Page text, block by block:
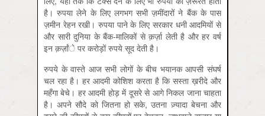
है। रुपया लेने के लिए लगभग सभी ज़मींदारों ने बैंक के पास
ज़मीन रेहन रखी। रुपया पाने के लिए सरकार धनी आदमियों से
और सारी दुनिया के बैंक-मालिकों से क़र्ज़ा लेती है और हर वर्ष
इन क़र्ज़ांे पर करोड़ों रुपये सूद देती है।
रुपये के वास्ते आज सभी लोगों के बीच भयानक आपसी संघर्ष
चल रहा है। हर आदमी कोशिश करता है कि सस्ता ख़रीदे और
महँगा बेचे। हर आदमी होड़ में दूसरे से आगे निकल जाना चाहता
है। अपने सौदे को जितना हो सके, उतना ज़्यादा बेचना और